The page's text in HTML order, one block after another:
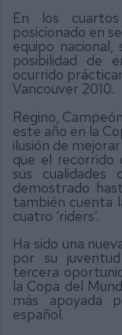
En los
posicionado en
equipo
posibilidad de
ocurrido
Vancouver 2010.
Regino,
este año en la
ilusión de
que el recorrido
sus cualidades
demostrado
también cuenta
cuatro ‘riders’.
Ha sido una
por su
tercera
la Copa del
más apoyada
español.